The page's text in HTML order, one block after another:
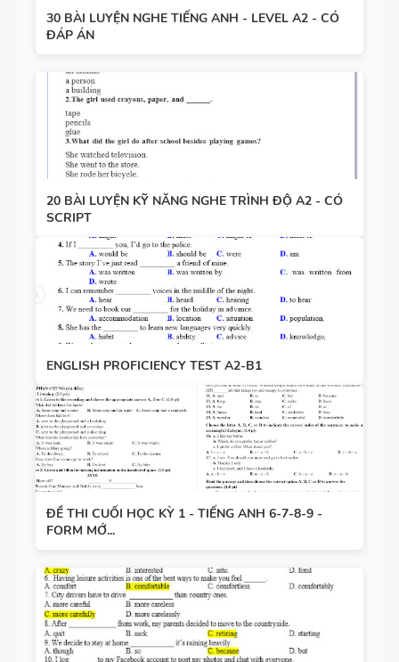
30 BÀI LUYỆN NGHE TIẾNG ANH - LEVEL A2 - CÓ
ĐÁP ÁN
20 BÀI LUYỆN KỸ NĂNG NGHE TRÌNH ĐỘ A2 - CÓ
SCRIPT
ENGLISH PROFICIENCY TEST A2-B1
ĐỀ THI CUỐI HỌC KỲ 1 - TIẾNG ANH 6-7-8-9 -
FORM MỚ...